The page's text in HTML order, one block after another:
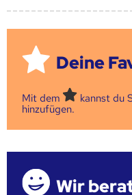
Deine
Mit dem
kannst du
hinzufügen.
Wir